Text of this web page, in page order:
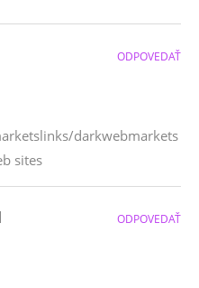
darkwebmarkets
sites
ODPOVEDAŤ
ODPOVEDAŤ